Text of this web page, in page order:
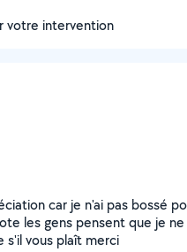
votre intervention
car je n'ai pas bossé
les gens pensent que je ne
vous plaît merci